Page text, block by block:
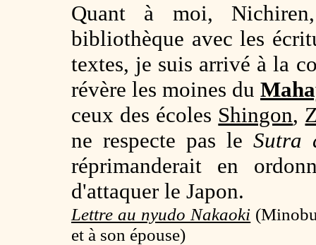
Quant à moi,
bibliothèque avec les
textes, je suis arrivé à la
révère les moines du
ceux des écoles Shingon,
ne respecte pas le Sutra
réprimanderait en
d'attaquer le Japon.
Lettre au nyudo Nakaoki
et à son épouse)